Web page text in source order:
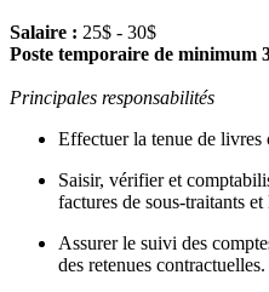
Salaire : 25$ - 30$
Poste temporaire de minimum
Principales responsabilités
Effectuer la tenue de livres
Saisir, vérifier et
factures de sous-traitants
Assurer le suivi des
des retenues contractuelles.